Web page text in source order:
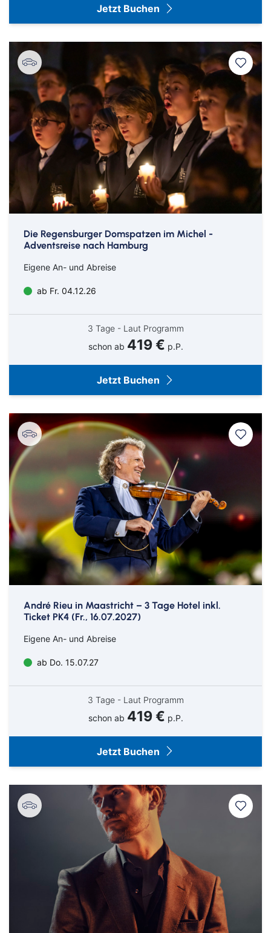
Jetzt Buchen
Die Regensburger Domspatzen im Michel -
Adventsreise nach Hamburg
Eigene An- und Abreise
ab Fr. 04.12.26
3 Tage - Laut Programm
schon ab 419 € p.P.
Jetzt Buchen
André Rieu in Maastricht – 3 Tage Hotel inkl.
Ticket PK4 (Fr., 16.07.2027)
Eigene An- und Abreise
ab Do. 15.07.27
3 Tage - Laut Programm
schon ab 419 € p.P.
Jetzt Buchen